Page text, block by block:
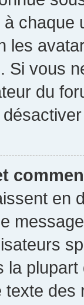
chaque
les
Si vous
du
en
la